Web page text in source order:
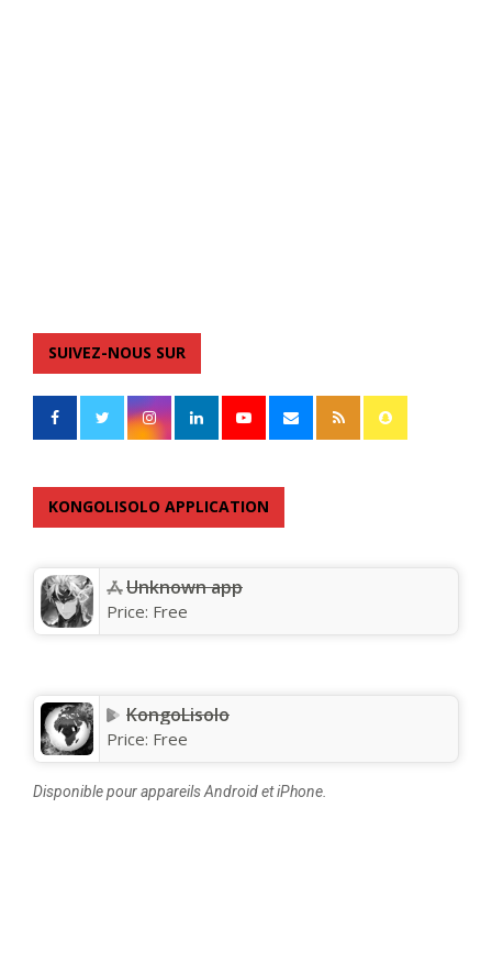
SUIVEZ-NOUS SUR
KONGOLISOLO APPLICATION
Unknown app
Price: Free
KongoLisolo
Price: Free
Disponible pour appareils Android et iPhone.